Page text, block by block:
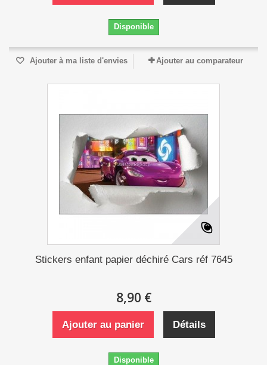
Disponible
Ajouter à ma liste d'envies Ajouter au comparateur
Stickers enfant papier déchiré Cars réf 7645
8,90 €
Ajouter au panier Détails
Disponible